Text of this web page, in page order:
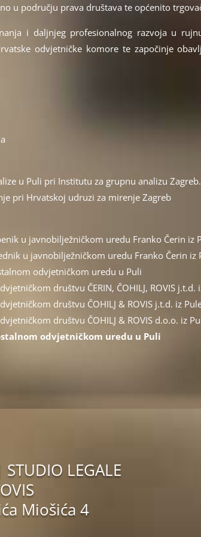
u području prava društava te općenito
i daljnjeg profesionalnog razvoja u
odvjetničke komore te započinje
u Puli pri Institutu za grupnu analizu Zagreb.
pri Hrvatskoj udruzi za mirenje Zagreb
u javnobilježničkom uredu Franko Čerin iz
u javnobilježničkom uredu Franko Čerin iz
odvjetničkom uredu u Puli
društvu ČERIN, ČOHILJ, ROVIS j.t.d.
društvu ČOHILJ & ROVIS j.t.d. iz
društvu ČOHILJ & ROVIS d.o.o. iz
odvjetničkom uredu u Puli
LEGALE
Miošića 4